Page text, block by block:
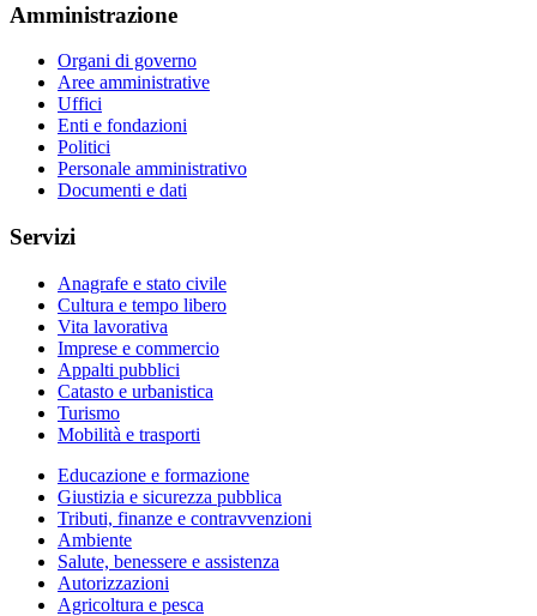
Amministrazione
Organi di governo
Aree amministrative
Uffici
Enti e fondazioni
Politici
Personale amministrativo
Documenti e dati
Servizi
Anagrafe e stato civile
Cultura e tempo libero
Vita lavorativa
Imprese e commercio
Appalti pubblici
Catasto e urbanistica
Turismo
Mobilità e trasporti
Educazione e formazione
Giustizia e sicurezza pubblica
Tributi, finanze e contravvenzioni
Ambiente
Salute, benessere e assistenza
Autorizzazioni
Agricoltura e pesca